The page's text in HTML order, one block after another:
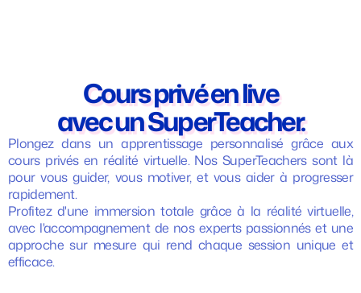
Cours privé en live
avec un SuperTeacher.
Une qualité vidéo
au rendez-vous.
Plongez dans un apprentissage personnalisé grâce aux
cours privés en réalité virtuelle. Nos SuperTeachers sont là
pour vous guider, vous motiver, et vous aider à progresser
rapidement.
Profitez d'une immersion totale grâce à la réalité virtuelle,
avec l'accompagnement de nos experts passionnés et une
approche sur mesure qui rend chaque session unique et
efficace.